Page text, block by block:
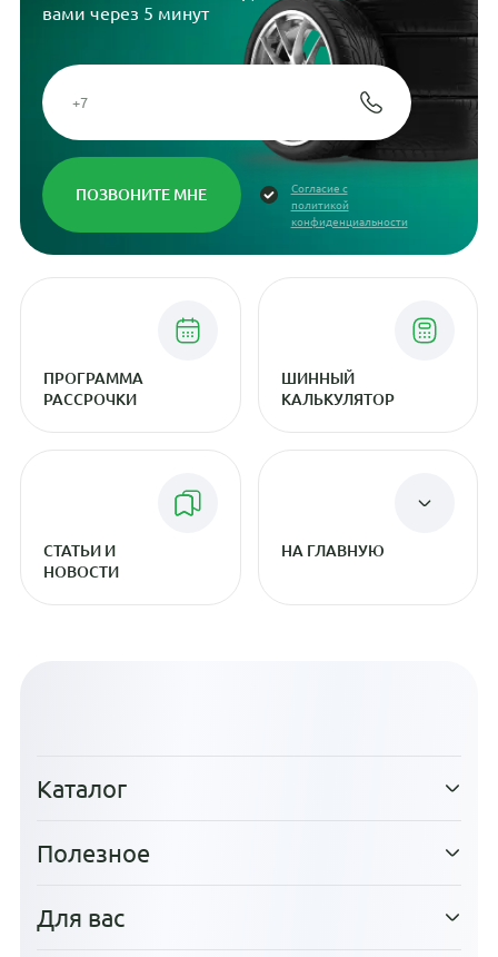
вами через 5 минут
Согласие с
политикой
конфиденциальности
ПРОГРАММА
РАССРОЧКИ
ШИННЫЙ
КАЛЬКУЛЯТОР
СТАТЬИ И
НОВОСТИ
НА ГЛАВНУЮ
Каталог
Полезное
Для вас